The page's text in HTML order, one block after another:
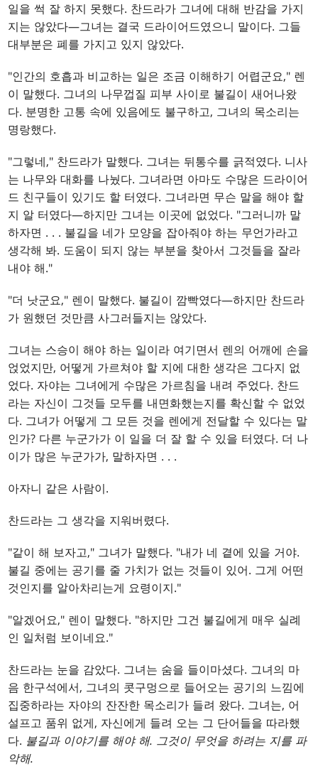
일을 썩 잘 하지 못했다. 찬드라가 그녀에 대해 반감을 가지
지는 않았다—그녀는 결국 드라이어드였으니 말이다. 그들
대부분은 폐를 가지고 있지 않았다.
"인간의 호흡과 비교하는 일은 조금 이해하기 어렵군요," 렌
이 말했다. 그녀의 나무껍질 피부 사이로 불길이 새어나왔
다. 분명한 고통 속에 있음에도 불구하고, 그녀의 목소리는
명랑했다.
"그렇네," 찬드라가 말했다. 그녀는 뒤통수를 긁적였다. 니사
는 나무와 대화를 나눴다. 그녀라면 아마도 수많은 드라이어
드 친구들이 있기도 할 터였다. 그녀라면 무슨 말을 해야 할
지 알 터였다—하지만 그녀는 이곳에 없었다. "그러니까 말
하자면 . . . 불길을 네가 모양을 잡아줘야 하는 무언가라고
생각해 봐. 도움이 되지 않는 부분을 찾아서 그것들을 잘라
내야 해."
"더 낫군요," 렌이 말했다. 불길이 깜빡였다—하지만 찬드라
가 원했던 것만큼 사그러들지는 않았다.
그녀는 스승이 해야 하는 일이라 여기면서 렌의 어깨에 손을
얹었지만, 어떻게 가르쳐야 할 지에 대한 생각은 그다지 없
었다. 자야는 그녀에게 수많은 가르침을 내려 주었다. 찬드
라는 자신이 그것들 모두를 내면화했는지를 확신할 수 없었
다. 그녀가 어떻게 그 모든 것을 렌에게 전달할 수 있다는 말
인가? 다른 누군가가 이 일을 더 잘 할 수 있을 터였다. 더 나
이가 많은 누군가가, 말하자면 . . .
아자니 같은 사람이.
찬드라는 그 생각을 지워버렸다.
"같이 해 보자고," 그녀가 말했다. "내가 네 곁에 있을 거야.
불길 중에는 공기를 줄 가치가 없는 것들이 있어. 그게 어떤
것인지를 알아차리는게 요령이지."
"알겠어요," 렌이 말했다. "하지만 그건 불길에게 매우 실례
인 일처럼 보이네요."
찬드라는 눈을 감았다. 그녀는 숨을 들이마셨다. 그녀의 마
음 한구석에서, 그녀의 콧구멍으로 들어오는 공기의 느낌에
집중하라는 자야의 잔잔한 목소리가 들려 왔다. 그녀는, 어
설프고 품위 없게, 자신에게 들려 오는 그 단어들을 따라했
다. 불길과 이야기를 해야 해. 그것이 무엇을 하려는 지를 파
악해.